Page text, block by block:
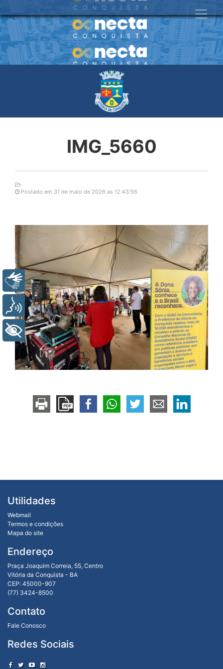
IMG_5660
Postado em 31 de maio de 2026 as 12:43:56
Utilidades
Webmail
Termos e condições
Mapa do site
Endereço
Praça Joaquim Correia, 55, Centro
Vitória da Conquista - BA
CEP: 45000-907
(77) 3424-8500
Contato
Fale Conosco
Redes Sociais
Libras
Voz
+ Acessibilidade